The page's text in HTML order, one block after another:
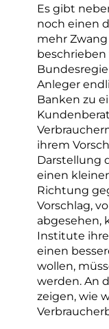
Es gibt
noch einen
mehr
Anleger
Banken zu
ihrem
Darstellung
einen
Richtung
Vorschlag,
abgesehen,
Institute
einen
wollen,
werden. An
zeigen, wie